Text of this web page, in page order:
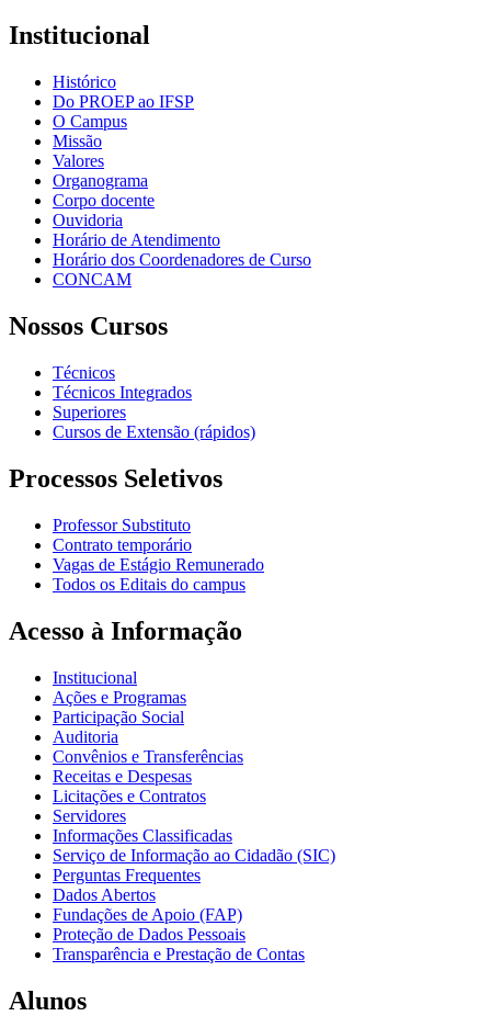
Institucional
Histórico
Do PROEP ao IFSP
O Campus
Missão
Valores
Organograma
Corpo docente
Ouvidoria
Horário de Atendimento
Horário dos Coordenadores de Curso
CONCAM
Nossos Cursos
Técnicos
Técnicos Integrados
Superiores
Cursos de Extensão (rápidos)
Processos Seletivos
Professor Substituto
Contrato temporário
Vagas de Estágio Remunerado
Todos os Editais do campus
Acesso à Informação
Institucional
Ações e Programas
Participação Social
Auditoria
Convênios e Transferências
Receitas e Despesas
Licitações e Contratos
Servidores
Informações Classificadas
Serviço de Informação ao Cidadão (SIC)
Perguntas Frequentes
Dados Abertos
Fundações de Apoio (FAP)
Proteção de Dados Pessoais
Transparência e Prestação de Contas
Alunos